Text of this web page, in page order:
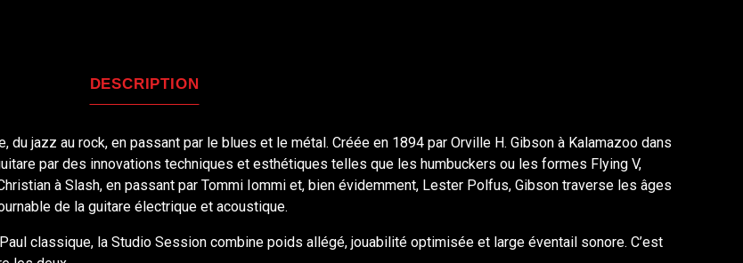
DESCRIPTION
du jazz au rock, en passant par le blues et le métal. Créée en 1894 par Orville H. Gibson à Kalamazoo dans
par des innovations techniques et esthétiques telles que les humbuckers ou les formes Flying V,
à Slash, en passant par Tommi Iommi et, bien évidemment, Lester Polfus, Gibson traverse les âges
de la guitare électrique et acoustique.
classique, la Studio Session combine poids allégé, jouabilité optimisée et large éventail sonore. C’est